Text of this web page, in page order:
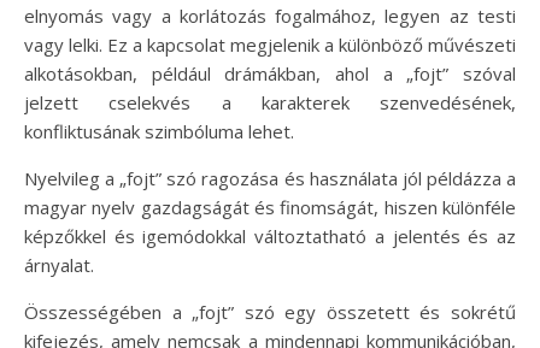
elnyomás vagy a korlátozás fogalmához, legyen az testi
vagy lelki. Ez a kapcsolat megjelenik a különböző művészeti
alkotásokban, például drámákban, ahol a „fojt” szóval
jelzett cselekvés a karakterek szenvedésének,
konfliktusának szimbóluma lehet.
Nyelvileg a „fojt” szó ragozása és használata jól példázza a
magyar nyelv gazdagságát és finomságát, hiszen különféle
képzőkkel és igemódokkal változtatható a jelentés és az
árnyalat.
Összességében a „fojt” szó egy összetett és sokrétű
kifejezés, amely nemcsak a mindennapi kommunikációban,